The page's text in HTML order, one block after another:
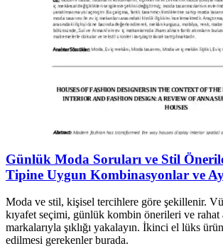
Günlük Moda Soruları ve Stil
Tipine Uygun Kombinasyonlar ve
Moda ve stil, kişisel tercihlere göre şekillenir.
kıyafet seçimi, günlük kombin önerileri ve rahat
markalarıyla şıklığı yakalayın. İkinci el lüks
edilmesi gerekenler burada.